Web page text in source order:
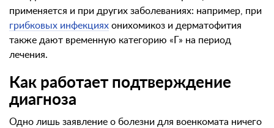
применяется и при других заболеваниях: например, при
грибковых инфекциях онихомикоз и дерматофития
также дают временную категорию «Г» на период
лечения.
Как работает подтверждение
диагноза
Одно лишь заявление о болезни для военкомата ничего